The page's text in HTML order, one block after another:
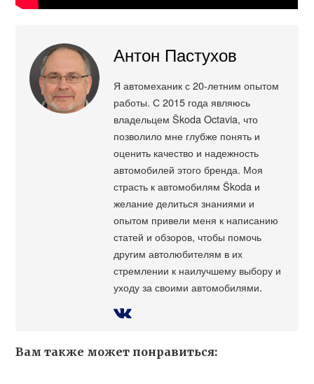
Антон Пастухов
Я автомеханик с 20-летним опытом
работы. С 2015 года являюсь
владельцем Škoda Octavia, что
позволило мне глубже понять и
оценить качество и надежность
автомобилей этого бренда. Моя
страсть к автомобилям Škoda и
желание делиться знаниями и
опытом привели меня к написанию
статей и обзоров, чтобы помочь
другим автолюбителям в их
стремлении к наилучшему выбору и
уходу за своими автомобилями.
Вам также может понравиться: